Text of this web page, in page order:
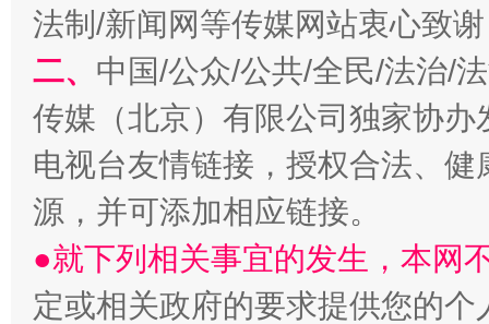
“刷贴”乱象丛生
生
法制/新闻网等传媒网站衷心致
二、 中国/公众/公共/全民/法治/
传媒（北京）有限公司独家协
电视台友情链接，授权合法、
源，并可添加相应链接。
●就下列相关事宜的发生，本网
定或相关政府的要求提供您的个